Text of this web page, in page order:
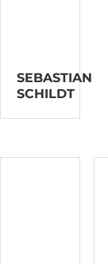
SEBASTIAN
SCHILDT